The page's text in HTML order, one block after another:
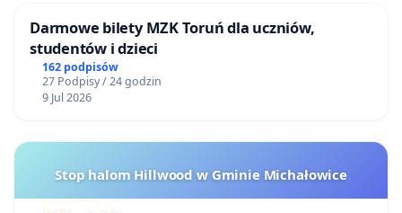
Darmowe bilety MZK Toruń dla uczniów,
studentów i dzieci
162 podpisów
27 Podpisy / 24 godzin
9 Jul 2026
Stop halom Hillwood w Gminie Michałowice